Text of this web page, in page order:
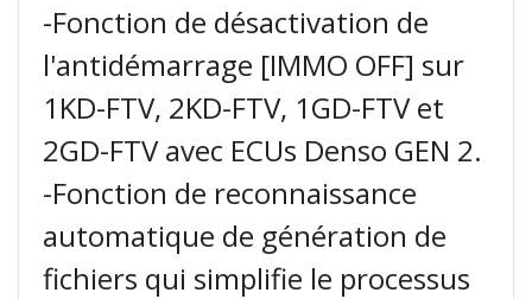
-Fonction de désactivation de
l'antidémarrage [IMMO OFF] sur
1KD-FTV, 2KD-FTV, 1GD-FTV et
2GD-FTV avec ECUs Denso GEN 2.
-Fonction de reconnaissance
automatique de génération de
fichiers qui simplifie le processus